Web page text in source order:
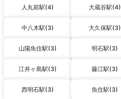
人丸前駅(4) 大蔵谷駅(4)
中八木駅(3) 大久保駅(3)
山陽魚住駅(3) 明石駅(3)
江井ヶ島駅(3) 藤江駅(3)
西明石駅(3) 魚住駅(3)